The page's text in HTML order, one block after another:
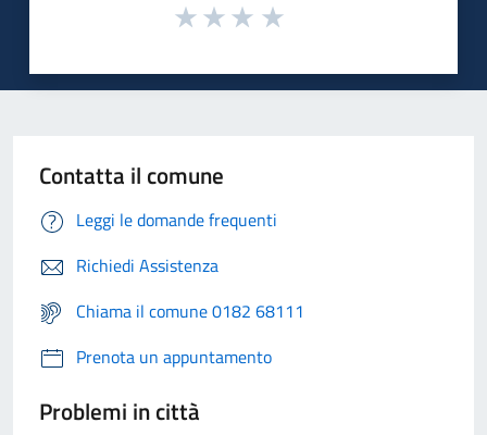
Contatta il comune
Leggi le domande frequenti
Richiedi Assistenza
Chiama il comune 0182 68111
Prenota un appuntamento
Problemi in città